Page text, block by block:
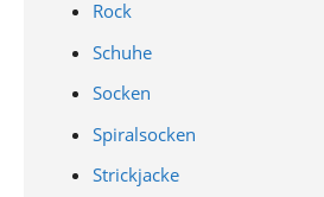
Rock
Schuhe
Socken
Spiralsocken
Strickjacke